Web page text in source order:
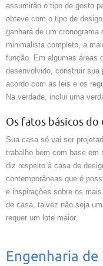
assumirão o tipo de gosto
obteve com o tipo de
ganhará de um
minimalista completo, a
função. Em algumas áreas
desenvolvido, construir sua
acordo com as leis e os
Na verdade, inclui uma
Os fatos básicos do
Sua casa só vai ser
trabalho bem com base em
diz respeito à casa de
contemporâneas que é
e inspirações sobre os
de casa, talvez não seja
requer um lote maior.
Engenharia